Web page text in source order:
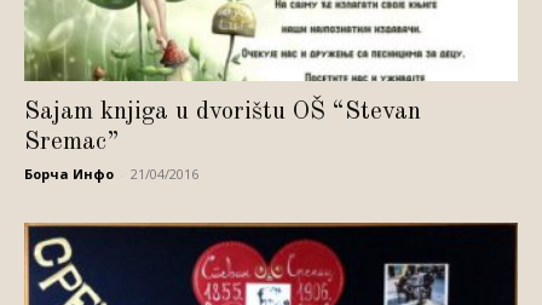
Sajam knjiga u dvorištu OŠ “Stevan
Sremac”
Борча Инфо 21/04/2016